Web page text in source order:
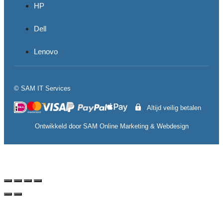
HP
Dell
Lenovo
© SAM IT Services
Altijd veilig betalen
Ontwikkeld door SAM Online Marketing& Webdesign